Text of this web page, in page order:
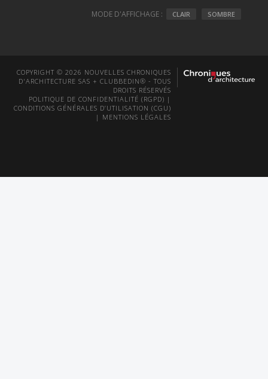
MODE D'AFFICHAGE : CLAIR SOMBRE
COPYRIGHT © 2026 NOUVELLES CHRONIQUES
D'ARCHITECTURE SAS + CLUBBEDIN® - TOUS
DROITS RÉSERVÉS
POLITIQUE DE CONFIDENTIALITÉ (RGPD) |
CONDITIONS GÉNÉRALES D’UTILISATION (CGU)
| MENTIONS LÉGALES